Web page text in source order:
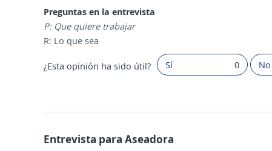
Preguntas en la entrevista
P: Que quiere trabajar
R: Lo que sea
¿Esta opinión ha sido útil? Sí 0 No
Entrevista para Aseadora